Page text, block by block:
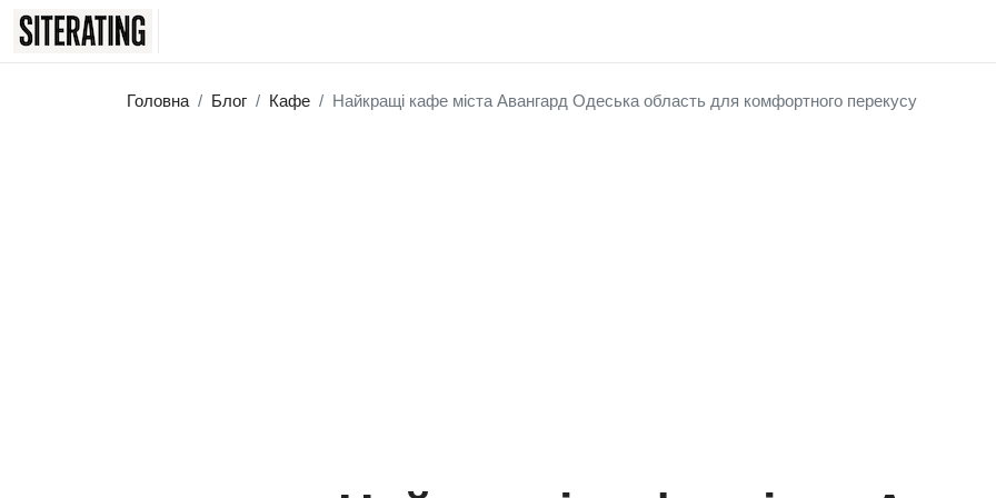
Головна Блог Кафе Найкращі кафе міста Авангард Одеська область для комфортного перекусу